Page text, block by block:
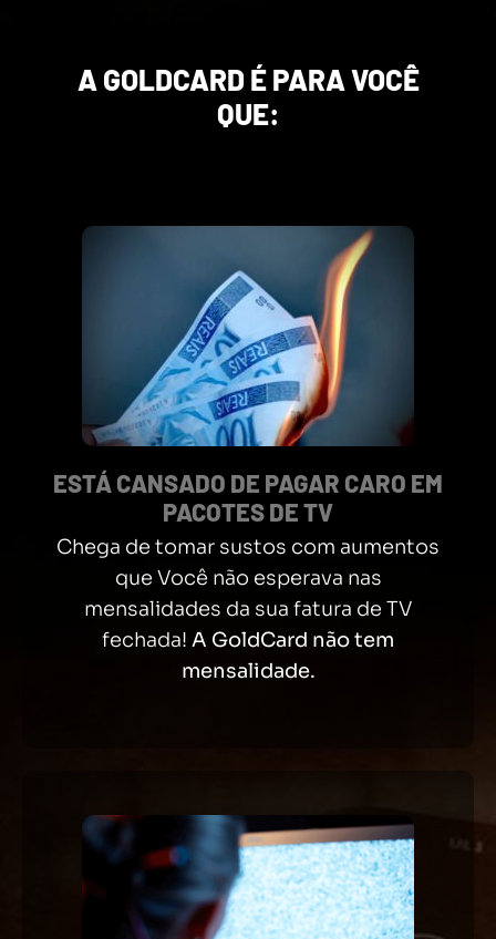
A GOLDCARD É PARA VOCÊ
QUE:
ESTÁ CANSADO DE PAGAR CARO EM
PACOTES DE TV
Chega de tomar sustos com aumentos
que Você não esperava nas
mensalidades da sua fatura de TV
fechada! A GoldCard não tem
mensalidade.